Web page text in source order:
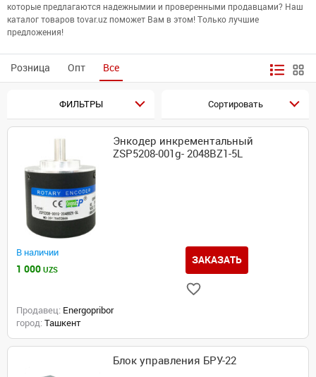
которые предлагаются надежнымии и проверенными продавцами? Наш
каталог товаров tovar.uz поможет Вам в этом! Только лучшие
предложения!
Розница Опт Все
ФИЛЬТРЫ Сортировать
Энкодер инкрементальный
ZSP5208-001g- 2048BZ1-5L
В наличии
1 000 UZS
ЗАКАЗАТЬ
Продавец: Energopribor
город: Ташкент
Блок управления БРУ-22